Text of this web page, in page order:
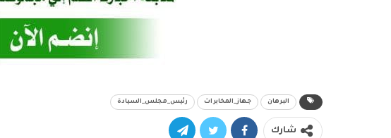
البرهان جهاز_المخابرات رئيس_مجلس_السيادة
شارك